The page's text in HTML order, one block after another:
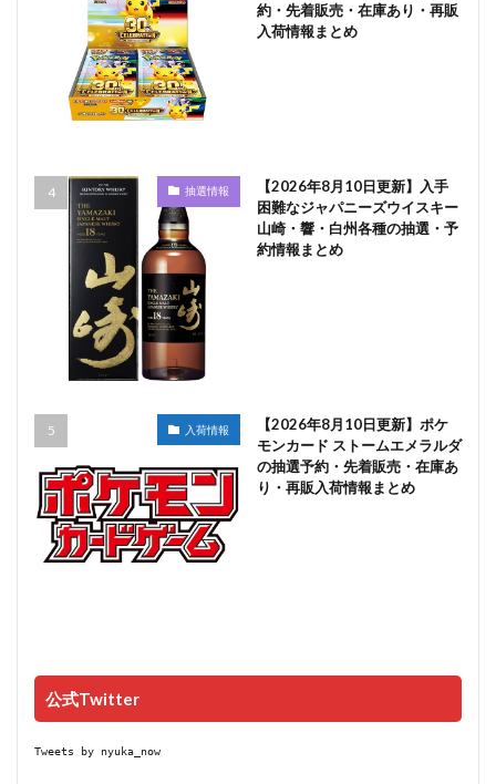
約・先着販売・在庫あり・再販
入荷情報まとめ
抽選情報
【2026年8月10日更新】入手
困難なジャパニーズウイスキー
山崎・響・白州各種の抽選・予
約情報まとめ
入荷情報
【2026年8月10日更新】ポケ
モンカード ストームエメラルダ
の抽選予約・先着販売・在庫あ
り・再販入荷情報まとめ
公式Twitter
Tweets by nyuka_now